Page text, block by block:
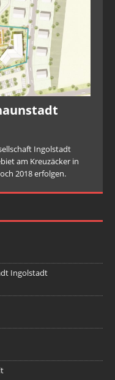
Ingolstadt
am Kreuzäcker in
2018 erfolgen.
Ingolstadt